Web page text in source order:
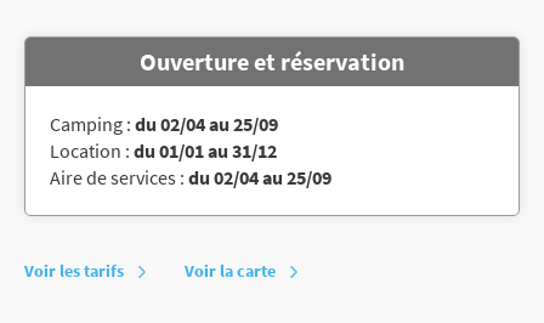
Ouverture et réservation
Camping : du 02/04 au 25/09
Location : du 01/01 au 31/12
Aire de services : du 02/04 au 25/09
Voir les tarifs Voir la carte